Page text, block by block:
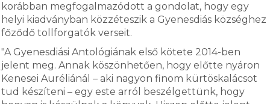
korábban megfogalmazódott a gondolat, hogy egy
helyi kiadványban közzéteszik a Gyenesdiás községhez
főződő tollforgatók verseit.
"A Gyenesdiási Antológiának első kötete 2014-ben
jelent meg. Annak köszönhetően, hogy előtte nyáron
Kenesei Auréliánál – aki nagyon finom kürtöskalácsot
tud készíteni – egy este arról beszélgettünk, hogy